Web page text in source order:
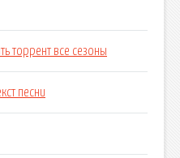
торрент все сезоны
песни